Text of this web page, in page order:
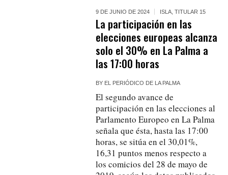
9 DE JUNIO DE 2024 ISLA ,TITULAR 15
La participación en las
elecciones europeas alcanza
solo el 30% en La Palma a
las 17:00 horas
BY EL PERIÓDICO DE LA PALMA
El segundo avance de
participación en las elecciones al
Parlamento Europeo en La Palma
señala que ésta, hasta las 17:00
horas, se sitúa en el 30,01%,
16,31 puntos menos respecto a
los comicios del 28 de mayo de